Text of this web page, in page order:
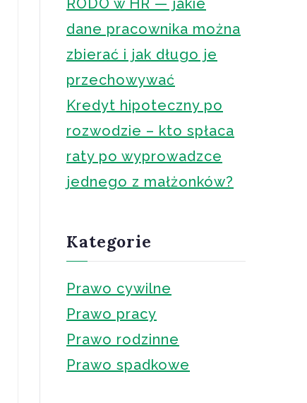
RODO w HR — jakie
dane pracownika można
zbierać i jak długo je
przechowywać
Kredyt hipoteczny po
rozwodzie – kto spłaca
raty po wyprowadzce
jednego z małżonków?
Kategorie
Prawo cywilne
Prawo pracy
Prawo rodzinne
Prawo spadkowe